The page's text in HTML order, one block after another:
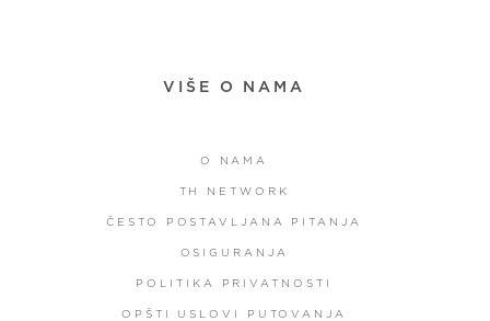
VIŠE O NAMA
O NAMA
TH NETWORK
ČESTO POSTAVLJANA PITANJA
OSIGURANJA
POLITIKA PRIVATNOSTI
OPŠTI USLOVI PUTOVANJA